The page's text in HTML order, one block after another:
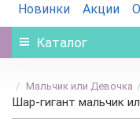
Новинки Акции
Каталог
Мальчик или Девочка
Шар-гигант мальчик